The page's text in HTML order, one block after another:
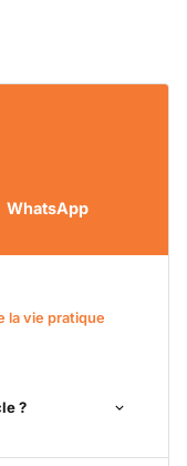
WhatsApp
la vie pratique
?